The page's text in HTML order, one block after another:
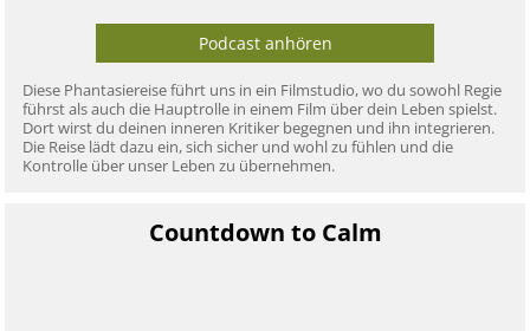
Podcast anhören
Diese Phantasiereise führt uns in ein Filmstudio, wo du sowohl Regie
führst als auch die Hauptrolle in einem Film über dein Leben spielst.
Dort wirst du deinen inneren Kritiker begegnen und ihn integrieren.
Die Reise lädt dazu ein, sich sicher und wohl zu fühlen und die
Kontrolle über unser Leben zu übernehmen.
Countdown to Calm